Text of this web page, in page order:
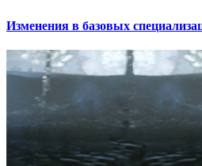
Изменения в базовых